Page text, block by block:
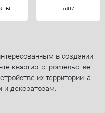
Бани
в создании
квартир, строительстве
их территории, а
и декораторам.